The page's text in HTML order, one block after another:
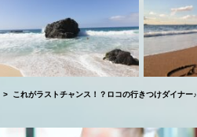
これがラストチャンス！？ロコの行きつけダイナー♪